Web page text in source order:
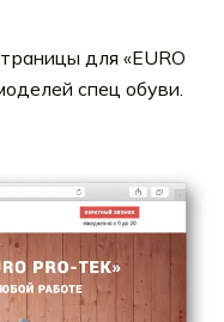
для «EURO
спец обуви.